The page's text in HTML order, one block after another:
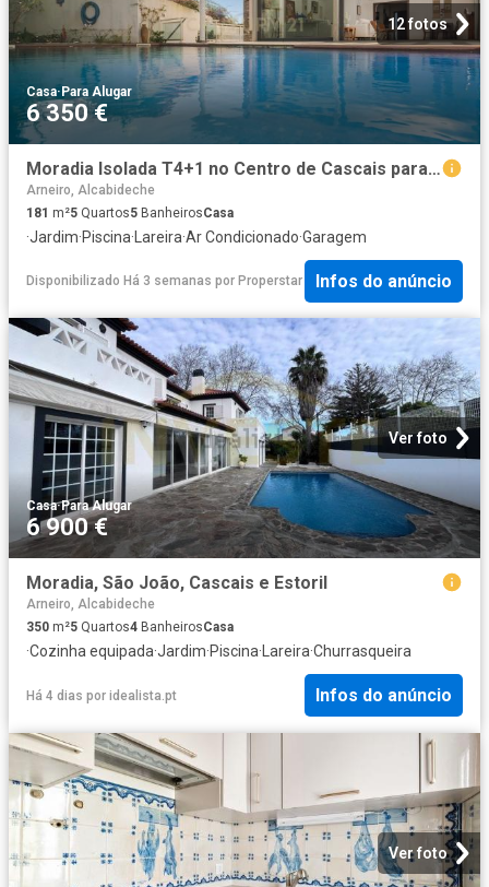
12 fotos
Casa·Para Alugar
6 350 €
Moradia Isolada T4+1 no Centro de Cascais para Arrendar
Arneiro, Alcabideche
181 m²5 Quartos5 BanheirosCasa
·Jardim·Piscina·Lareira·Ar Condicionado·Garagem
Disponibilizado Há 3 semanas por Properstar Infos do anúncio
Ver foto
Casa·Para Alugar
6 900 €
Moradia, São João, Cascais e Estoril
Arneiro, Alcabideche
350 m²5 Quartos4 BanheirosCasa
·Cozinha equipada·Jardim·Piscina· Lareira·Churrasqueira
Há 4 dias por idealista.pt Infos do anúncio
Ver foto